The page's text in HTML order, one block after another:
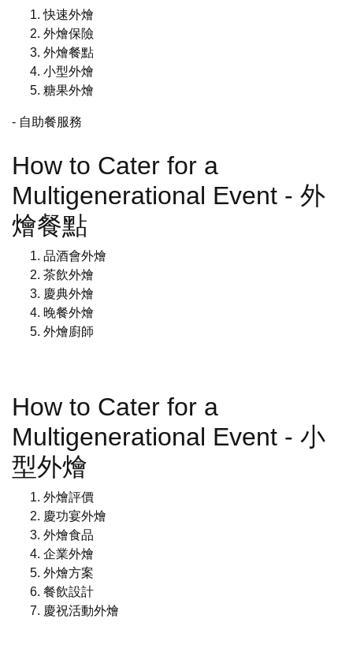
快速外燴
外燴保險
外燴餐點
小型外燴
糖果外燴
- 自助餐服務
How to Cater for a
Multigenerational Event - 外
燴餐點
品酒會外燴
茶飲外燴
慶典外燴
晚餐外燴
外燴廚師
How to Cater for a
Multigenerational Event - 小
型外燴
外燴評價
慶功宴外燴
外燴食品
企業外燴
外燴方案
餐飲設計
慶祝活動外燴